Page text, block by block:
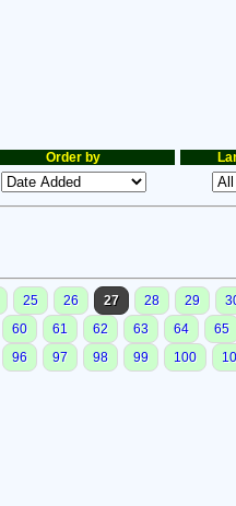
Order by
25 26 27 28 29
60 61 62 63 64 65
96 97 98 99 100